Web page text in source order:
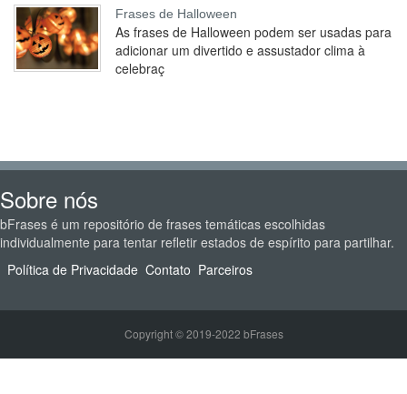
Frases de Halloween
As frases de Halloween podem ser usadas para
adicionar um divertido e assustador clima à
celebraç
Sobre nós
bFrases é um repositório de frases temáticas escolhidas
individualmente para tentar refletir estados de espírito para partilhar.
Política de Privacidade Contato Parceiros
Copyright © 2019-2022 bFrases